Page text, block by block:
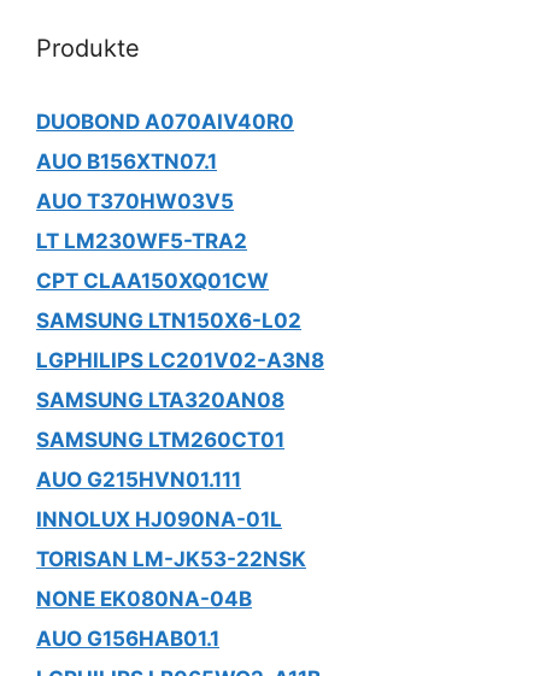
Produkte
DUOBOND A070AIV40R0
AUO B156XTN07.1
AUO T370HW03V5
LT LM230WF5-TRA2
CPT CLAA150XQ01CW
SAMSUNG LTN150X6-L02
LGPHILIPS LC201V02-A3N8
SAMSUNG LTA320AN08
SAMSUNG LTM260CT01
AUO G215HVN01.111
INNOLUX HJ090NA-01L
TORISAN LM-JK53-22NSK
NONE EK080NA-04B
AUO G156HAB01.1